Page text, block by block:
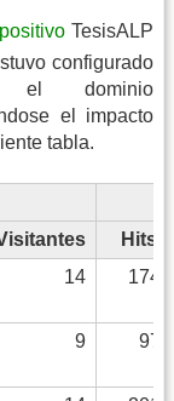
TesisALP
configurado
dominio
el impacto
tabla.
Hits
14 1749
9 979